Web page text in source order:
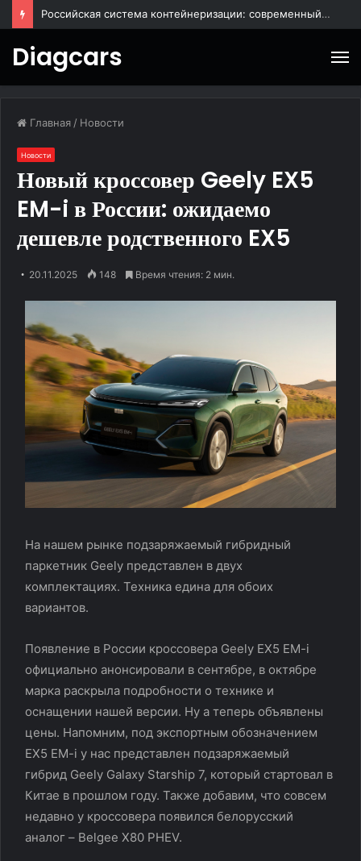
BAIC X55: городской кроссовер для повседневных поездок
Diagcars
Главная / Новости
Новости
Новый кроссовер Geely EX5
EM-i в России: ожидаемо
дешевле родственного EX5
20.11.2025 148 Время чтения: 2 мин.
На нашем рынке подзаряжаемый гибридный
паркетник Geely представлен в двух
комплектациях. Техника едина для обоих
вариантов.
Появление в России кроссовера Geely EX5 EM-i
официально анонсировали в сентябре, в октябре
марка раскрыла подробности о технике и
оснащении нашей версии. Ну а теперь объявлены
цены. Напомним, под экспортным обозначением
EX5 EM-i у нас представлен подзаряжаемый
гибрид Geely Galaxy Starship 7, который стартовал в
Китае в прошлом году. Также добавим, что совсем
недавно у кроссовера появился белорусский
аналог – Belgee X80 PHEV.